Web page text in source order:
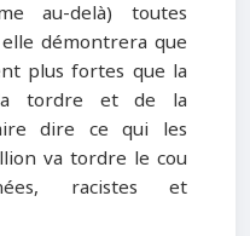
au-delà) toutes
démontrera que
plus fortes que la
tordre et de la
dire ce qui les
va tordre le cou
racistes et